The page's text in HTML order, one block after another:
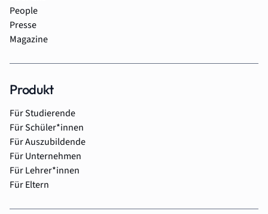
People
Presse
Magazine
Produkt
Für Studierende
Für Schüler*innen
Für Auszubildende
Für Unternehmen
Für Lehrer*innen
Für Eltern